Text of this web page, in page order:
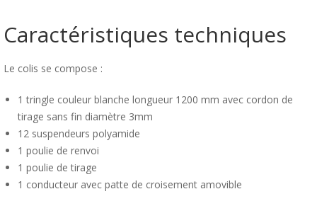
Caractéristiques techniques
Le colis se compose :
1 tringle couleur blanche longueur 1200 mm avec cordon de
tirage sans fin diamètre 3mm
12 suspendeurs polyamide
1 poulie de renvoi
1 poulie de tirage
1 conducteur avec patte de croisement amovible